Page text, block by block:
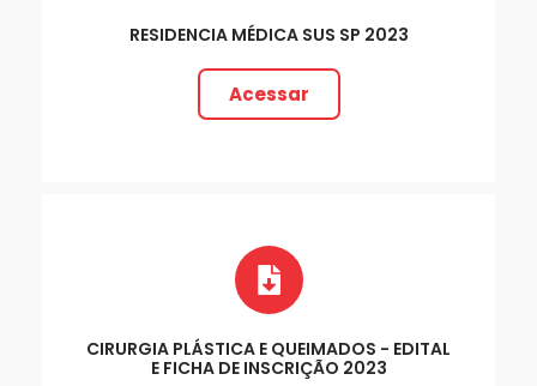
RESIDENCIA MÉDICA SUS SP 2023
Acessar
CIRURGIA PLÁSTICA E QUEIMADOS - EDITAL
E FICHA DE INSCRIÇÃO 2023